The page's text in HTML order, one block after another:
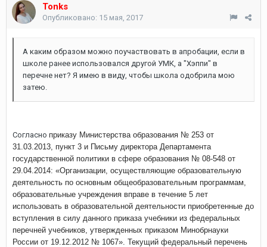
Tonks
Опубликовано: 15 мая, 2017
А каким образом можно поучаствовать в апробации, если в
школе ранее использовался другой УМК, а "Хэппи" в
перечне нет? Я имею в виду, чтобы школа одобрила мою
затею.
Согласно приказу Министерства образования № 253 от
31.03.2013, пункт 3 и Письму директора Департамента
государственной политики в сфере образования № 08-548 от
29.04.2014: «Организации, осуществляющие образовательную
деятельность по основным общеобразовательным программам,
образовательные учреждения вправе в течение 5 лет
использовать в образовательной деятельности приобретенные до
вступления в силу данного приказа учебники из федеральных
перечней учебников, утвержденных приказом Минобрнауки
России от 19.12.2012 № 1067». Текущий федеральный перечень